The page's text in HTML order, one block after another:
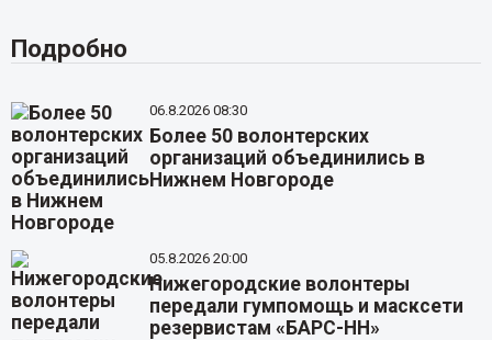
Подробно
06.8.2026 08:30
Более 50 волонтерских
организаций объединились в
Нижнем Новгороде
05.8.2026 20:00
Нижегородские волонтеры
передали гумпомощь и масксети
резервистам «БАРС-НН»